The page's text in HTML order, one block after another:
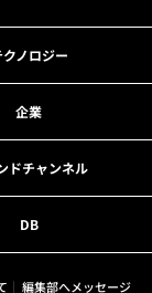
クノロジー
企業
ドチャンネル
DB
編集部へメッセージ